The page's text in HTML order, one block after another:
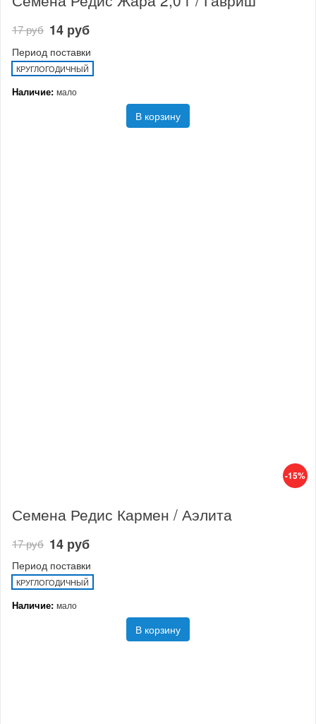
17 руб 14 руб
Период поставки
КРУГЛОГОДИЧНЫЙ
Наличие: мало
В корзину
-15%
Семена Редис Кармен / Аэлита
17 руб 14 руб
Период поставки
КРУГЛОГОДИЧНЫЙ
Наличие: мало
В корзину